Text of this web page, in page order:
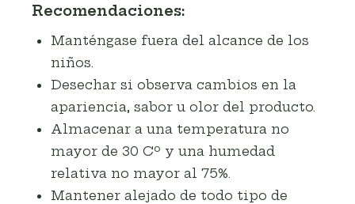
Recomendaciones:
Manténgase fuera del alcance de los
niños.
Desechar si observa cambios en la
apariencia, sabor u olor del producto.
Almacenar a una temperatura no
mayor de 30 Cº y una humedad
relativa no mayor al 75%.
Mantener alejado de todo tipo de